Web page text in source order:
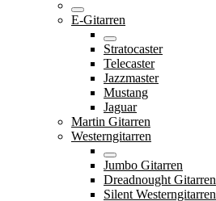
E-Gitarren
Stratocaster
Telecaster
Jazzmaster
Mustang
Jaguar
Martin Gitarren
Westerngitarren
Jumbo Gitarren
Dreadnought Gitarren
Silent Westerngitarren